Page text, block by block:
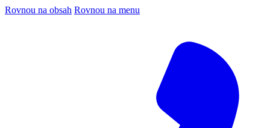
Rovnou na obsah Rovnou na menu